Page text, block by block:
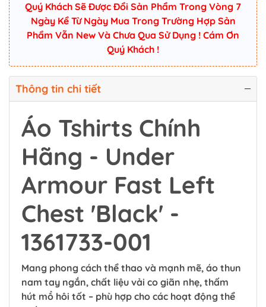
Quý Khách Sẽ Được Đổi Sản Phẩm Trong Vòng 7
Ngày Kể Từ Ngày Mua Trong Trường Hợp Sản
Phẩm Vẫn New Và Chưa Qua Sử Dụng ! Cám Ơn
Quý Khách !
Thông tin chi tiết
Áo Tshirts Chính
Hãng - Under
Armour Fast Left
Chest 'Black' -
1361733-001
Mang phong cách thể thao và mạnh mẽ, áo thun
nam tay ngắn, chất liệu vải co giãn nhẹ, thấm
hút mồ hôi tốt – phù hợp cho các hoạt động thể